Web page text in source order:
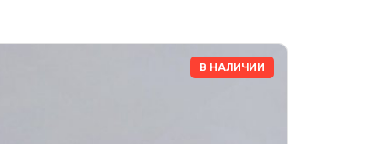
В НАЛИЧИИ